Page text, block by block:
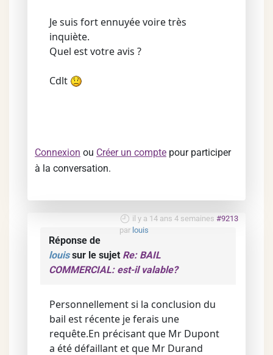
Je suis fort ennuyée voire très
inquiète.
Quel est votre avis ?
Cdlt
Connexion ou Créer un compte pour participer
à la conversation.
il y a 14 ans 4 semaines #9213
par louis
Réponse de
louissur le sujet Re: BAIL
COMMERCIAL: est-il valable?
Personnellement si la conclusion du
bail est récente je ferais une
requête.En précisant que Mr Dupont
a été défaillant et que Mr Durand